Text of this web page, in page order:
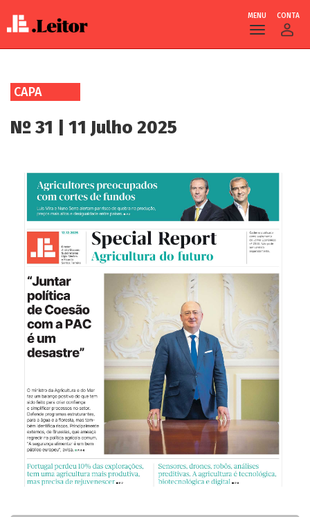
main
CONTA
MENU
CAPA
Nº 31 | 11 Julho 2025